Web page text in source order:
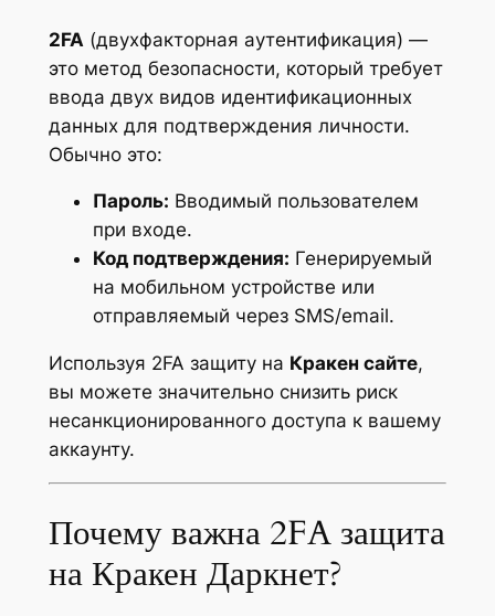
2FA (двухфакторная аутентификация) —
это метод безопасности, который требует
ввода двух видов идентификационных
данных для подтверждения личности.
Обычно это:
Пароль: Вводимый пользователем
при входе.
Код подтверждения: Генерируемый
на мобильном устройстве или
отправляемый через SMS/email.
Используя 2FA защиту на Кракен сайте,
вы можете значительно снизить риск
несанкционированного доступа к вашему
аккаунту.
Почему важна 2FA защита
на Кракен Даркнет?